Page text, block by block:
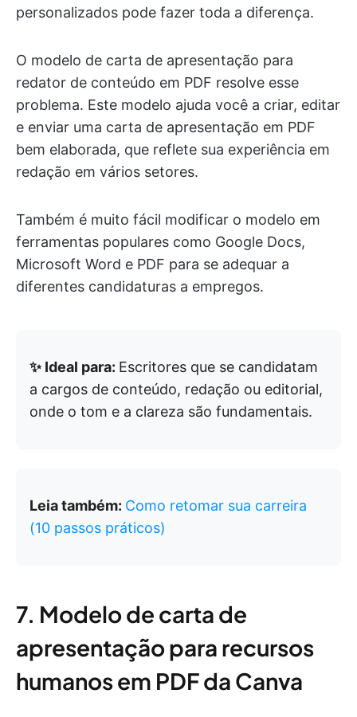
personalizados pode fazer toda a diferença.
O modelo de carta de apresentação para
redator de conteúdo em PDF resolve esse
problema. Este modelo ajuda você a criar, editar
e enviar uma carta de apresentação em PDF
bem elaborada, que reflete sua experiência em
redação em vários setores.
Também é muito fácil modificar o modelo em
ferramentas populares como Google Docs,
Microsoft Word e PDF para se adequar a
diferentes candidaturas a empregos.
✨ Ideal para: Escritores que se candidatam
a cargos de conteúdo, redação ou editorial,
onde o tom e a clareza são fundamentais.
Leia também: Como retomar sua carreira
(10 passos práticos)
7. Modelo de carta de
apresentação para recursos
humanos em PDF da Canva